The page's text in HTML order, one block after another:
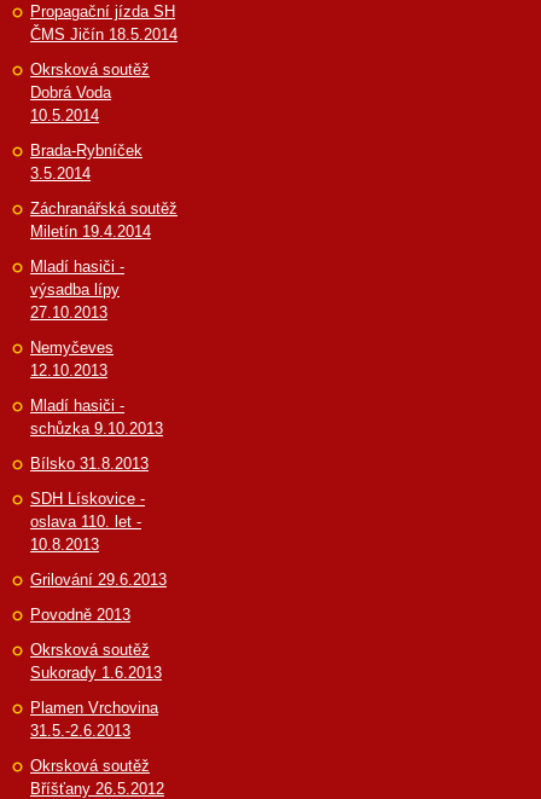
Propagační jízda SH
ČMS Jičín 18.5.2014
Okrsková soutěž
Dobrá Voda
10.5.2014
Brada-Rybníček
3.5.2014
Záchranářská soutěž
Miletín 19.4.2014
Mladí hasiči -
výsadba lípy
27.10.2013
Nemyčeves
12.10.2013
Mladí hasiči -
schůzka 9.10.2013
Bílsko 31.8.2013
SDH Lískovice -
oslava 110. let -
10.8.2013
Grilování 29.6.2013
Povodně 2013
Okrsková soutěž
Sukorady 1.6.2013
Plamen Vrchovina
31.5.-2.6.2013
Okrsková soutěž
Bříšťany 26.5.2012